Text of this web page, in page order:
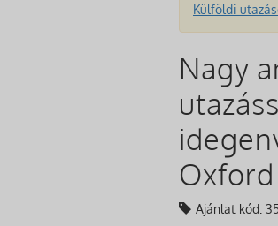
Külföldi
Nagy
Oxford
Ajánlat kód: